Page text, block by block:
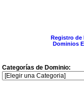
Registro de
Dominios
Categorías de Dominio: